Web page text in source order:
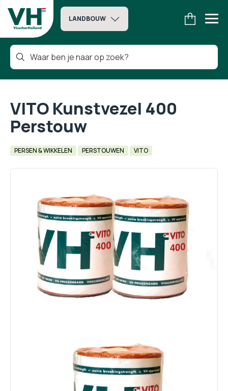
LANDBOUW
VITO Kunstvezel 400
Perstouw
PERSEN & WIKKELEN PERSTOUWEN VITO